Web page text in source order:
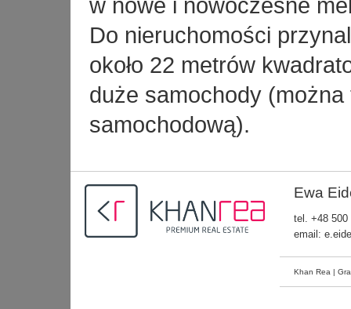
w nowe i nowoczesne
Do nieruchomości
około 22 metrów
duże samochody
samochodową).
Ewa
tel.+48 500
email:
Khan Rea |